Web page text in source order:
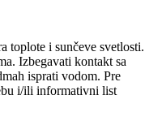
toplote i sunčeve svetlosti.
Izbegavati kontakt sa
isprati vodom. Pre
i/ili informativni list